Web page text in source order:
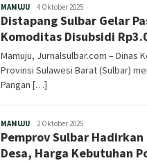
MAMUJURedaksi
4 Oktober 2025
Distapang Sulbar Gelar
Komoditas Disubsidi
Mamuju, Jurnalsulbar.com – Dinas
Provinsi Sulawesi Barat (Sulbar)
Pangan […]
MAMUJURedaksi
2 Oktober 2025
Pemprov Sulbar Hadirkan
Desa, Harga Kebutuhan